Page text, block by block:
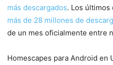
más descargados. Los últimos
más de 28 millones de
de un mes oficialmente entre
Homescapes para Android en